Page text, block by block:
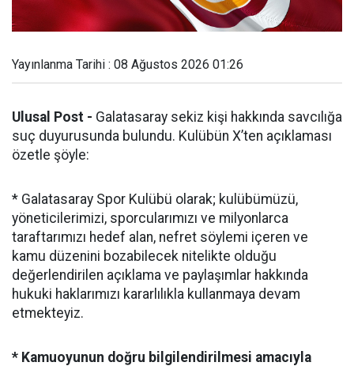
Yayınlanma Tarihi : 08 Ağustos 2026 01:26
Ulusal Post - Galatasaray sekiz kişi hakkında savcılığa
suç duyurusunda bulundu. Kulübün X’ten açıklaması
özetle şöyle:
* Galatasaray Spor Kulübü olarak; kulübümüzü,
yöneticilerimizi, sporcularımızı ve milyonlarca
taraftarımızı hedef alan, nefret söylemi içeren ve
kamu düzenini bozabilecek nitelikte olduğu
değerlendirilen açıklama ve paylaşımlar hakkında
hukuki haklarımızı kararlılıkla kullanmaya devam
etmekteyiz.
* Kamuoyunun doğru bilgilendirilmesi amacıyla